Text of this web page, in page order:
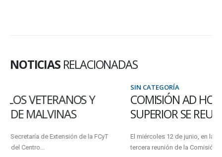
NOTICIAS RELACIONADAS
COMISIÓN AD HOC DEL CONSEJO
SUPERIOR SE REUNIÓ EN ORO VERDE
El miércoles 12 de junio, en la Sede Central Oro Verde, se realizó la
tercera reunión de la Comisión Ad...